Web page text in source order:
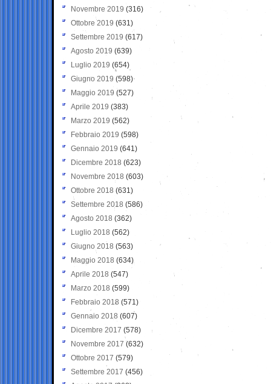
Novembre 2019 (316)
Ottobre 2019 (631)
Settembre 2019 (617)
Agosto 2019 (639)
Luglio 2019 (654)
Giugno 2019 (598)
Maggio 2019 (527)
Aprile 2019 (383)
Marzo 2019 (562)
Febbraio 2019 (598)
Gennaio 2019 (641)
Dicembre 2018 (623)
Novembre 2018 (603)
Ottobre 2018 (631)
Settembre 2018 (586)
Agosto 2018 (362)
Luglio 2018 (562)
Giugno 2018 (563)
Maggio 2018 (634)
Aprile 2018 (547)
Marzo 2018 (599)
Febbraio 2018 (571)
Gennaio 2018 (607)
Dicembre 2017 (578)
Novembre 2017 (632)
Ottobre 2017 (579)
Settembre 2017 (456)